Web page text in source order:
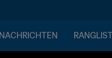
NACHRICHTEN